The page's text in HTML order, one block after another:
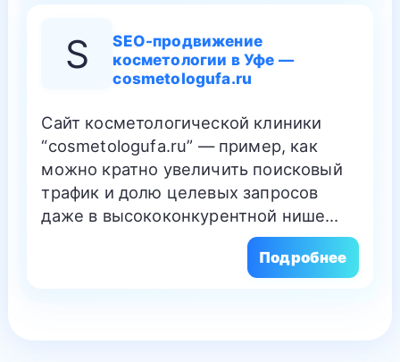
S
SEO-продвижение
косметологии в Уфе —
cosmetologufa.ru
Сайт косметологической клиники
“cosmetologufa.ru” — пример, как
можно кратно увеличить поисковый
трафик и долю целевых запросов
даже в высококонкурентной нише…
Подробнее